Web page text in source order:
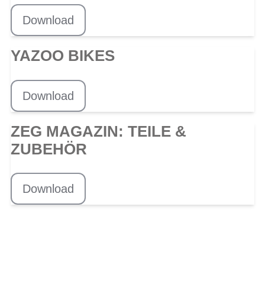
Download
YAZOO BIKES
Download
ZEG MAGAZIN: TEILE &
ZUBEHÖR
Download